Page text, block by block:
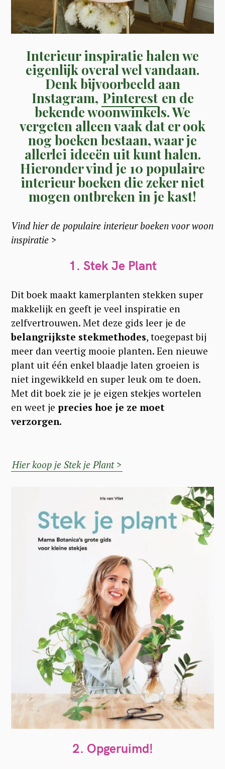
Interieur inspiratie halen we
eigenlijk overal wel vandaan.
Denk bijvoorbeeld aan
Instagram, Pinterest en de
bekende woonwinkels. We
vergeten alleen vaak dat er ook
nog boeken bestaan, waar je
allerlei ideeën uit kunt halen.
Hieronder vind je 10 populaire
interieur boeken die zeker niet
mogen ontbreken in je kast!
Vind hier de populaire interieur boeken voor woon
inspiratie >
1. Stek Je Plant
Dit boek maakt kamerplanten stekken super
makkelijk en geeft je veel inspiratie en
zelfvertrouwen. Met deze gids leer je de
belangrijkste stekmethodes, toegepast bij
meer dan veertig mooie planten. Een nieuwe
plant uit één enkel blaadje laten groeien is
niet ingewikkeld en super leuk om te doen.
Met dit boek zie je je eigen stekjes wortelen
en weet je precies hoe je ze moet
verzorgen.
Hier koop je Stek je Plant >
2. Opgeruimd!